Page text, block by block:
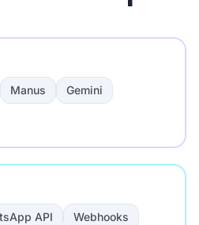
Manus
Gemini
API
Webhooks